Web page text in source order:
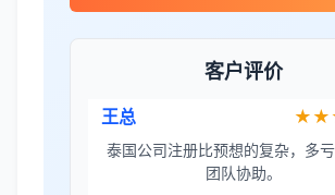
客户评价
金兔国际帮我们完成了泰国建厂
王总
泰国公司注册比预想的复杂，多
团队协助。